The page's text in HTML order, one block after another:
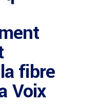
fibre
Voix